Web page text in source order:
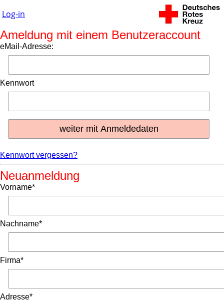
Log-in
Ameldung mit einem Benutzeraccount
eMail-Adresse:
Kennwort
Kennwort vergessen?
Neuanmeldung
Vorname*
Nachname*
Firma*
Adresse*